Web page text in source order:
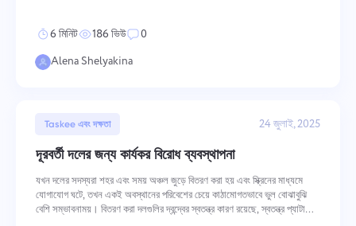
6 মিনিট 186 ভিউ
0
Alena Shelyakina
Taskee এবং দক্ষতা 24 জুলাই, 2025
দূরবর্তী দলের জন্য কার্যকর বিরোধ ব্যবস্থাপনা
যখন দলের সদস্যরা শহর এবং সময় অঞ্চল জুড়ে বিতরণ করা হয় এবং স্ক্রিনের মাধ্যমে
যোগাযোগ ঘটে, তখন একই অবস্থানের পরিবেশের চেয়ে কাঠামোগতভাবে ভুল বোঝাবুঝি
বেশি সম্ভাবনাময়। বিতরণ করা দলগুলির দ্বন্দ্বের স্বতন্ত্র কারণ রয়েছে, স্বতন্ত্র প্যাটার্নের